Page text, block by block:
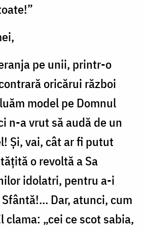
pe unii, printr-o
oricărui război
model pe Domnul
n-a vrut să audă de un
Și, vai, cât ar fi putut
o revoltă a Sa
idolatri, pentru a-i
Dar, atunci, cum
clama: „cei ce scot sabia,